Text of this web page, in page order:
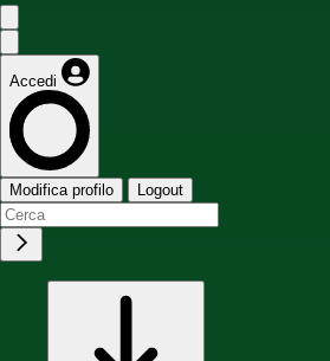
Accedi
Modifica profilo Logout